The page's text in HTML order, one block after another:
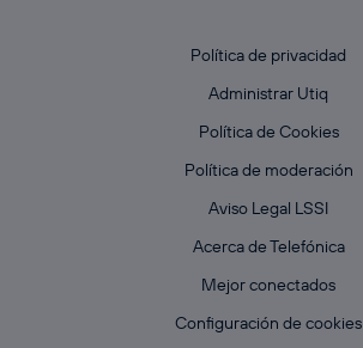
Política de privacidad
Administrar Utiq
Política de Cookies
Política de moderación
Aviso Legal LSSI
Acerca de Telefónica
Mejor conectados
Configuración de cookies